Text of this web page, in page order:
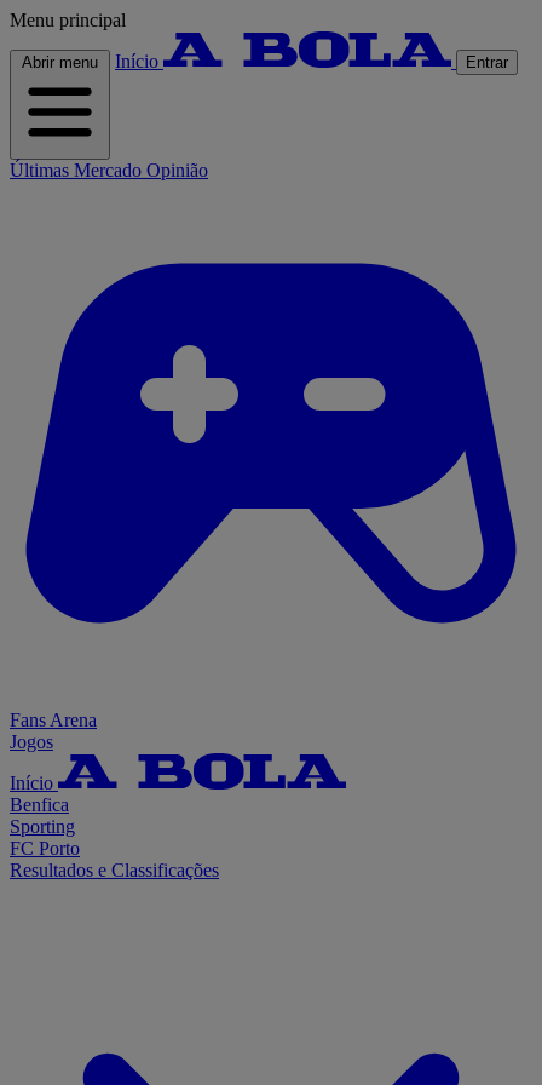
Menu principal
Abrir menu Início Entrar
Últimas Mercado Opinião
Fans Arena
Jogos
Início
Benfica
Sporting
FC Porto
Resultados e Classificações